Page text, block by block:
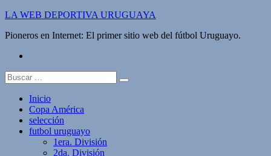
Saltar
contenido
LA WEB DEPORTIVA URUGUAYA
Pioneros en Internet: El primer sitio web del fútbol Uruguayo.
Buscar:
Inicio
Copa América
selección
futbol uruguayo
1era. División
2da. División